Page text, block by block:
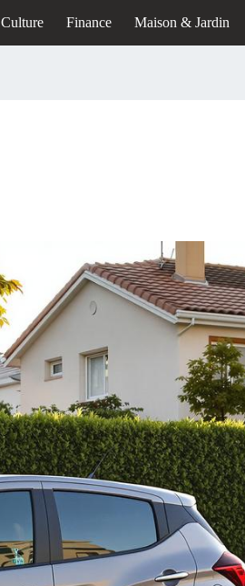
Culture Finance Maison & Jardin